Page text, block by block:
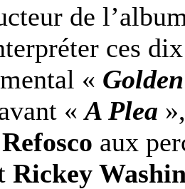
de
ces
«
«A Plea
aux
Rickey